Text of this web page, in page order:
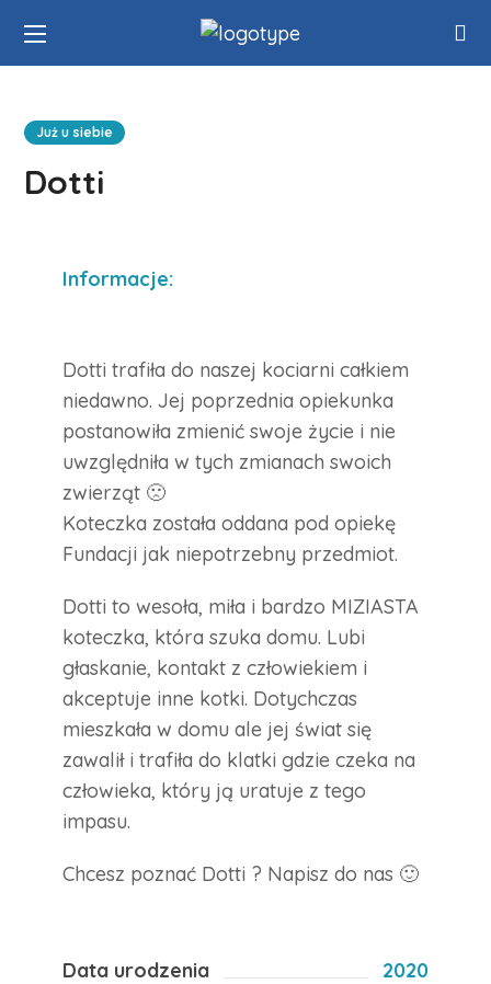
Już u siebie
Dotti
Informacje:
Dotti trafiła do naszej kociarni całkiem
niedawno. Jej poprzednia opiekunka
postanowiła zmienić swoje życie i nie
uwzględniła w tych zmianach swoich
zwierząt 🙁
Koteczka została oddana pod opiekę
Fundacji jak niepotrzebny przedmiot.
Dotti to wesoła, miła i bardzo MIZIASTA
koteczka, która szuka domu. Lubi
głaskanie, kontakt z człowiekiem i
akceptuje inne kotki. Dotychczas
mieszkała w domu ale jej świat się
zawalił i trafiła do klatki gdzie czeka na
człowieka, który ją uratuje z tego
impasu.
Chcesz poznać Dotti ? Napisz do nas 🙂
Data urodzenia
2020